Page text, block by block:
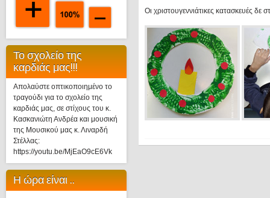
Το σχολείο της
καρδιάς μας!!!
Απολαύστε οπτικοποιημένο το
τραγούδι για το σχολείο της
καρδιάς μας, σε στίχους του κ.
Κασκανιώτη Ανδρέα και μουσική
της Μουσικού μας κ. Λιναρδή
Στέλλας:
https://youtu.be/MjEaO9cE6Vk
Η ώρα είναι ..
Οι χριστουγεννιάτικες κατασκευές δε